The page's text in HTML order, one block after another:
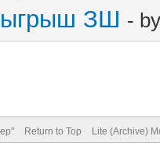
ЗШ -
Return to Top Lite (Archive)